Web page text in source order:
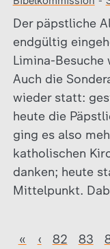
Der päpstliche
endgültig
Limina-Besuche
Auch die
wieder statt:
heute die
ging es also
katholischen
danken; heute
Mittelpunkt.
« ‹ 82 83